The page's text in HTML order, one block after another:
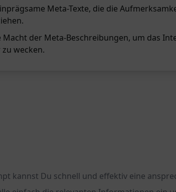
Meta-Texte, die die
Macht der Meta-Beschreibungen, um das
zu wecken.
kannst Du schnell und effektiv eine